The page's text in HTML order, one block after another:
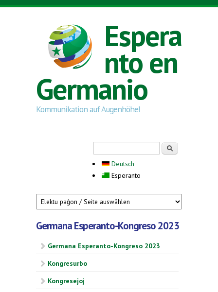
Skip to main content
Espera
nto en
Germanio
Kommunikation auf Augenhöhe!
Deutsch
Esperanto
Germana Esperanto-Kongreso 2023
Germana Esperanto-Kongreso 2023
Kongresurbo
Kongresejoj